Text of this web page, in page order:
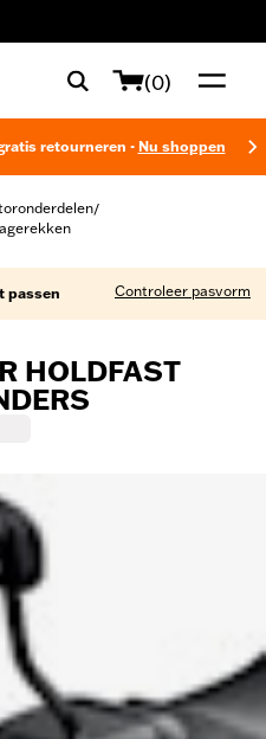
(0)
retourneren - Nu shoppen
/
passen Controleer pasvorm
HOLDFAST